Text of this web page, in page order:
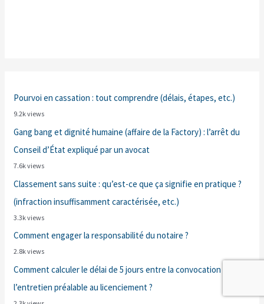
Pourvoi en cassation : tout comprendre (délais, étapes, etc.)
9.2k views
Gang bang et dignité humaine (affaire de la Factory) : l’arrêt du
Conseil d’État expliqué par un avocat
7.6k views
Classement sans suite : qu’est-ce que ça signifie en pratique ?
(infraction insuffisamment caractérisée, etc.)
3.3k views
Comment engager la responsabilité du notaire ?
2.8k views
Comment calculer le délai de 5 jours entre la convocation et
l’entretien préalable au licenciement ?